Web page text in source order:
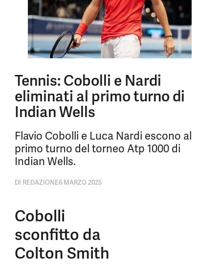
Tennis: Cobolli e Nardi
eliminati al primo turno di
Indian Wells
Flavio Cobolli e Luca Nardi escono al
primo turno del torneo Atp 1000 di
Indian Wells.
DI REDAZIONE6 MARZO 2025
Cobolli
sconfitto da
Colton Smith